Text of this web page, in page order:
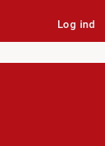
Log ind